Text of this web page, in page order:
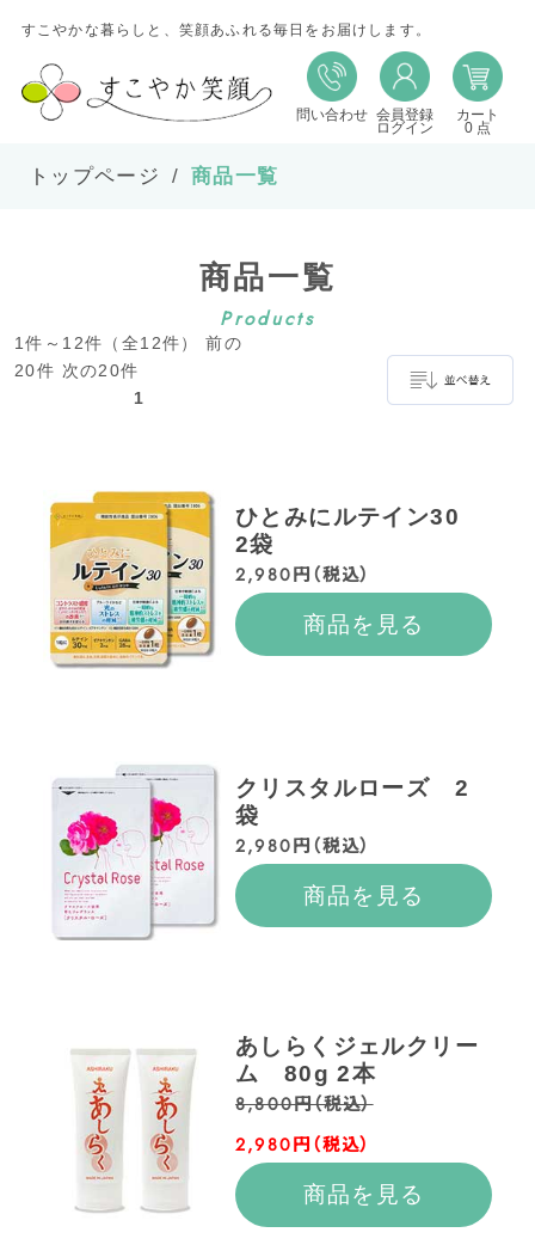
すこやかな暮らしと、笑顔あふれる毎日をお届けします。
問い合わせ 会員登録
ログイン
カート
0 点
トップページ 商品一覧
商品一覧
Products
1件～12件（全12件） 前の
20件 次の20件
1
並び替え
表示件数
ひとみにルテイン30
2袋
2,980円（税込）
商品を見る
クリスタルローズ 2
袋
2,980円（税込）
商品を見る
あしらくジェルクリー
ム 80g 2本
8,800円（税込）
2,980円（税込）
商品を見る